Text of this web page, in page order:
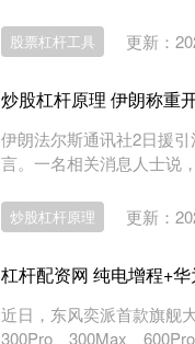
股票杠杆工具 更新：
炒股杠杆原理 伊朗称重
伊朗法尔斯通讯社2日援
言。一名相关消息人士说
炒股杠杆原理 更新：
杠杆配资网 纯电增程+
近日，东风奕派首款旗舰
300Pro、300Max、